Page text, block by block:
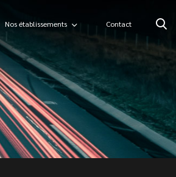
Nos établissements Contact